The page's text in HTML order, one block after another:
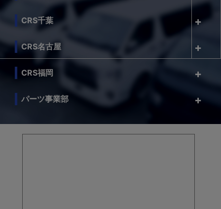
CRS千葉
CRS名古屋
CRS福岡
パーツ事業部